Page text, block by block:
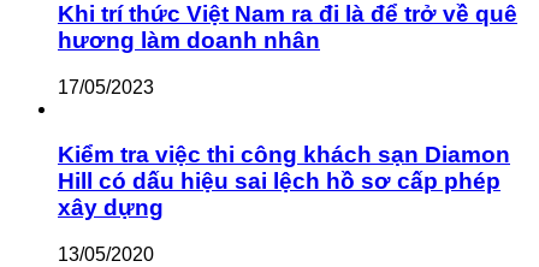
Khi trí thức Việt Nam ra đi là để trở về quê
hương làm doanh nhân
17/05/2023
Kiểm tra việc thi công khách sạn Diamon
Hill có dấu hiệu sai lệch hồ sơ cấp phép
xây dựng
13/05/2020